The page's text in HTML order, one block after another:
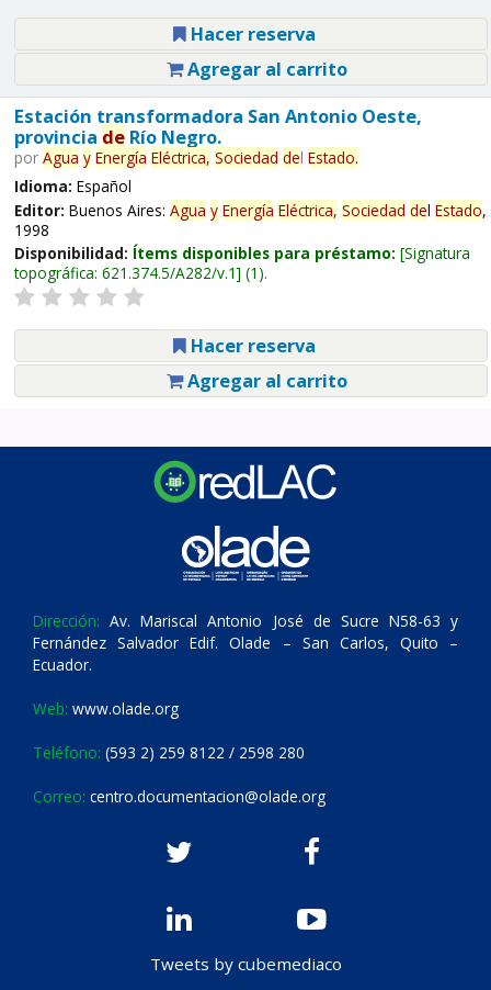
Hacer reserva
Agregar al carrito
Estación transformadora San Antonio Oeste,
provincia deRío Negro.
por Agua y Energía Eléctrica, Sociedad del Estado.
Idioma: Español
Editor: Buenos Aires: Agua y Energía Eléctrica, Sociedad del Estado,
1998
Disponibilidad: Ítems disponibles para préstamo: Signatura
topográfica: 621.374.5/A282/v.1 (1).
Hacer reserva
Agregar al carrito
Dirección: Av. Mariscal Antonio José de Sucre N58-63 y
Fernández Salvador Edif. Olade – San Carlos, Quito –
Ecuador.
Web: www.olade.org
Teléfono: (593 2) 259 8122 / 2598 280
Correo: centro.documentacion@olade.org
Tweets by cubemediaco